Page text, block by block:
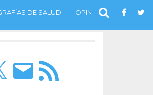
DE SALUD OPINIÓN
Correo
electrónico
Feed
RSS